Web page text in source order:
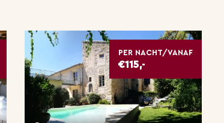
PER NACHT/VANAF
€115,-